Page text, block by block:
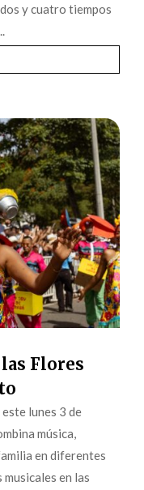
y cuatro tiempos
Flores
lunes 3 de
música,
en diferentes
en las